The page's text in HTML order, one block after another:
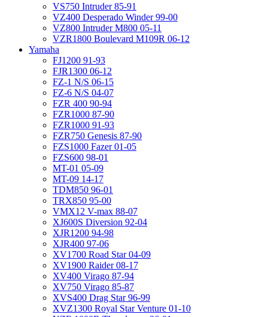
VS750 Intruder 85-91
VZ400 Desperado Winder 99-00
VZ800 Intruder M800 05-11
VZR1800 Boulevard M109R 06-12
Yamaha
FJ1200 91-93
FJR1300 06-12
FZ-1 N/S 06-15
FZ-6 N/S 04-07
FZR 400 90-94
FZR1000 87-90
FZR1000 91-93
FZR750 Genesis 87-90
FZS1000 Fazer 01-05
FZS600 98-01
MT-01 05-09
MT-09 14-17
TDM850 96-01
TRX850 95-00
VMX12 V-max 88-07
XJ600S Diversion 92-04
XJR1200 94-98
XJR400 97-06
XV1700 Road Star 04-09
XV1900 Raider 08-17
XV400 Virago 87-94
XV750 Virago 85-87
XVS400 Drag Star 96-99
XVZ1300 Royal Star Venture 01-10